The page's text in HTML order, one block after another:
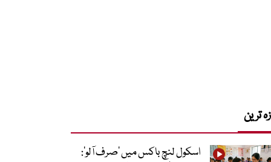
ترین
اسکول لنچ باکس میں ‘صرف آلو’: